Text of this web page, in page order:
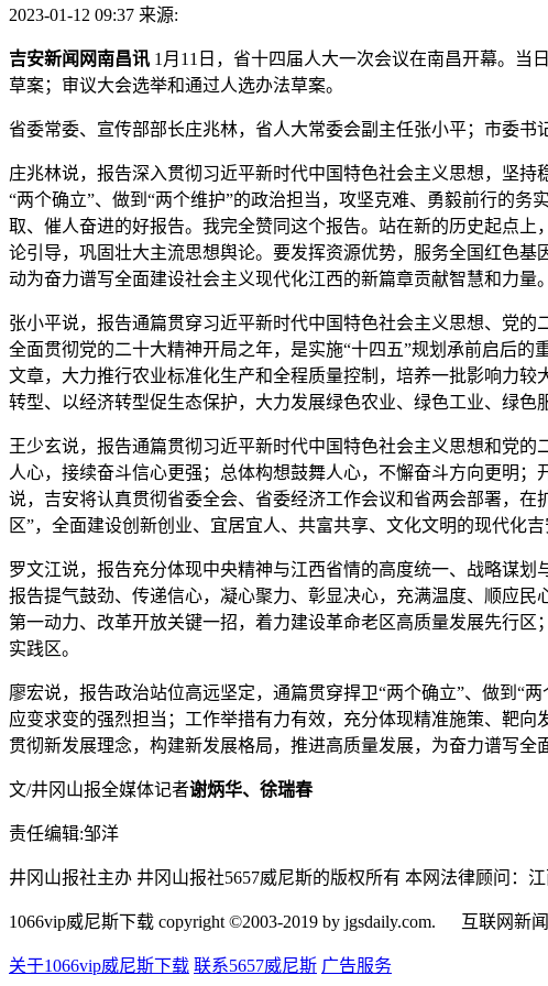
2023-01-12 09:37 来源:
吉安新闻网南昌讯 1月11日，省十四届人大一次会议在南昌开幕。当
草案；审议大会选举和通过人选办法草案。
省委常委、宣传部部长庄兆林，省人大常委会副主任张小平；市委
庄兆林说，报告深入贯彻习近平新时代中国特色社会主义思想，坚
“两个确立”、做到“两个维护”的政治担当，攻坚克难、勇毅前行的
取、催人奋进的好报告。我完全赞同这个报告。站在新的历史起点
论引导，巩固壮大主流思想舆论。要发挥资源优势，服务全国红色
动为奋力谱写全面建设社会主义现代化江西的新篇章贡献智慧和力量。
张小平说，报告通篇贯穿习近平新时代中国特色社会主义思想、党
全面贯彻党的二十大精神开局之年，是实施“十四五”规划承前启后
文章，大力推行农业标准化生产和全程质量控制，培养一批影响力
转型、以经济转型促生态保护，大力发展绿色农业、绿色工业、绿色
王少玄说，报告通篇贯彻习近平新时代中国特色社会主义思想和党
人心，接续奋斗信心更强；总体构想鼓舞人心，不懈奋斗方向更明
说，吉安将认真贯彻省委全会、省委经济工作会议和省两会部署，
区”，全面建设创新创业、宜居宜人、共富共享、文化文明的现代化
罗文江说，报告充分体现中央精神与江西省情的高度统一、战略谋
报告提气鼓劲、传递信心，凝心聚力、彰显决心，充满温度、顺应
第一动力、改革开放关键一招，着力建设革命老区高质量发展先行
实践区。
廖宏说，报告政治站位高远坚定，通篇贯穿捍卫“两个确立”、做到“
应变求变的强烈担当；工作举措有力有效，充分体现精准施策、靶
贯彻新发展理念，构建新发展格局，推进高质量发展，为奋力谱写全
文/井冈山报全媒体记者谢炳华、徐瑞春
责任编辑:邹洋
井冈山报社主办 井冈山报社5657威尼斯的版权所有 本网法律顾问：
1066vip威尼斯下载 copyright ©2003-2019 by jgsdaily.com. 互联网新
关于1066vip威尼斯下载 联系5657威尼斯 广告服务